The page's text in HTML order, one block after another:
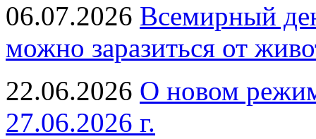
06.07.2026 Всемирный
можно заразиться от
22.06.2026 О новом
27.06.2026 г.